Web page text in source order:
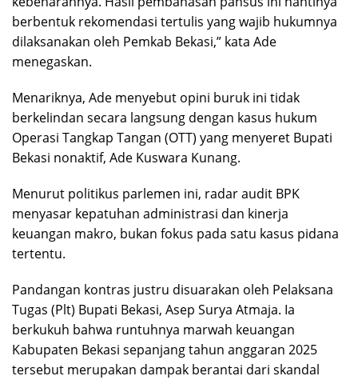
berbentuk rekomendasi tertulis yang wajib hukumnya
dilaksanakan oleh Pemkab Bekasi,” kata Ade
menegaskan.
Menariknya, Ade menyebut opini buruk ini tidak
berkelindan secara langsung dengan kasus hukum
Operasi Tangkap Tangan (OTT) yang menyeret Bupati
Bekasi nonaktif, Ade Kuswara Kunang.
Menurut politikus parlemen ini, radar audit BPK
menyasar kepatuhan administrasi dan kinerja
keuangan makro, bukan fokus pada satu kasus pidana
tertentu.
Pandangan kontras justru disuarakan oleh Pelaksana
Tugas (Plt) Bupati Bekasi, Asep Surya Atmaja. Ia
berkukuh bahwa runtuhnya marwah keuangan
Kabupaten Bekasi sepanjang tahun anggaran 2025
tersebut merupakan dampak berantai dari skandal